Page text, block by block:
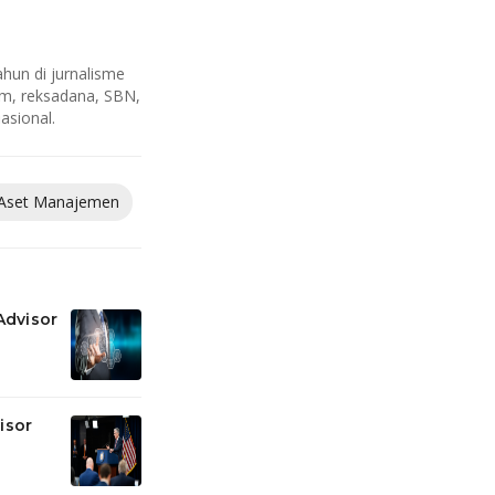
di jurnalisme
reksadana, SBN,
Manajemen